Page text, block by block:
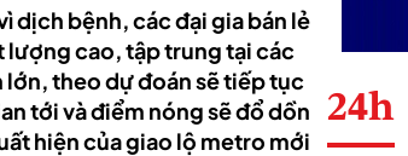
dịch bệnh, các đại gia bán lẻ
lượng cao, tập trung tại các
theo dự đoán sẽ tiếp tục
tới và điểm nóng sẽ đổ dồn
hiện của giao lộ metro mới
24h